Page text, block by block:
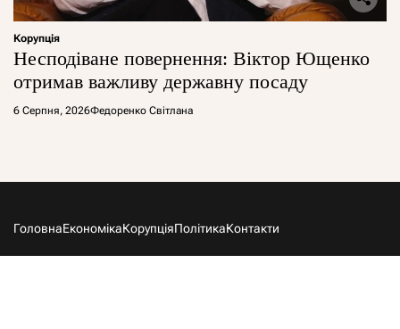
Корупція
Несподіване повернення: Віктор Ющенко
отримав важливу державну посаду
6 Серпня, 2026Федоренко Світлана
ГоловнаЕкономікаКорупціяПолітикаКонтакти